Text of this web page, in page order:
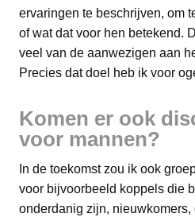
ervaringen te beschrijven, om
of wat dat voor hen betekend.
veel van de aanwezigen aan
Precies dat doel heb ik voor
Komen er ook
voor mannen?
In de toekomst zou ik ook
voor bijvoorbeeld koppels die
onderdanig zijn,